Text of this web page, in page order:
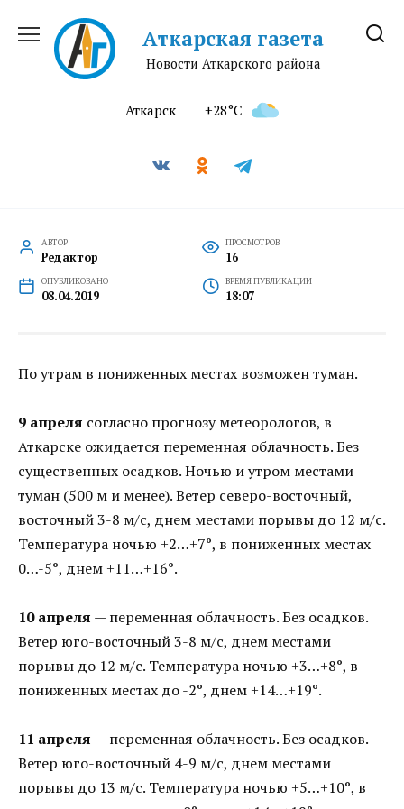
содержанию
Аткарская газета
Новости Аткарского района
Аткарск +28°C
АВТОР
Редактор
ПРОСМОТРОВ
16
ОПУБЛИКОВАНО
08.04.2019
ВРЕМЯ ПУБЛИКАЦИИ
18:07
По утрам в пониженных местах возможен туман.
9 апреля согласно прогнозу метеорологов, в
Аткарске ожидается переменная облачность. Без
существенных осадков. Ночью и утром местами
туман (500 м и менее). Ветер северо-восточный,
восточный 3-8 м/с, днем местами порывы до 12 м/с.
Температура ночью +2…+7°, в пониженных местах
0…-5°, днем +11…+16°.
10 апреля — переменная облачность. Без осадков.
Ветер юго-восточный 3-8 м/с, днем местами
порывы до 12 м/с. Температура ночью +3…+8°, в
пониженных местах до -2°, днем +14…+19°.
11 апреля — переменная облачность. Без осадков.
Ветер юго-восточный 4-9 м/с, днем местами
порывы до 13 м/с. Температура ночью +5…+10°, в